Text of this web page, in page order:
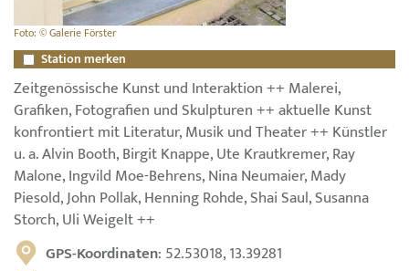
Foto: © Galerie Förster
Station merken
Zeitgenössische Kunst und Interaktion ++ Malerei,
Grafiken, Fotografien und Skulpturen ++ aktuelle Kunst
konfrontiert mit Literatur, Musik und Theater ++ Künstler
u. a. Alvin Booth, Birgit Knappe, Ute Krautkremer, Ray
Malone, Ingvild Moe-Behrens, Nina Neumaier, Mady
Piesold, John Pollak, Henning Rohde, Shai Saul, Susanna
Storch, Uli Weigelt ++
GPS-Koordinaten: 52.53018, 13.39281